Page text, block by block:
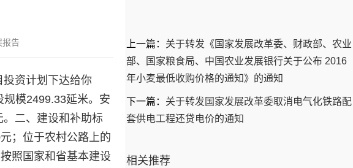
报告
资计划下达给你
模2499.33延米。安
二、建设和补助标
；位于农村公路上的
照国家和省基本建设
上一篇： 关于转发《国家发展改革委、财政部、农业
部、国家粮食局、中国农业发展银行关于公布 2016
年小麦最低收购价格的通知》的通知
下一篇： 关于转发国家发展改革委取消电气化铁路配
套供电工程还贷电价的通知
相关推荐